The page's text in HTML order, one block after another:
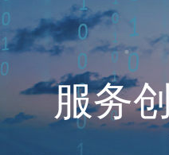
服务
一站